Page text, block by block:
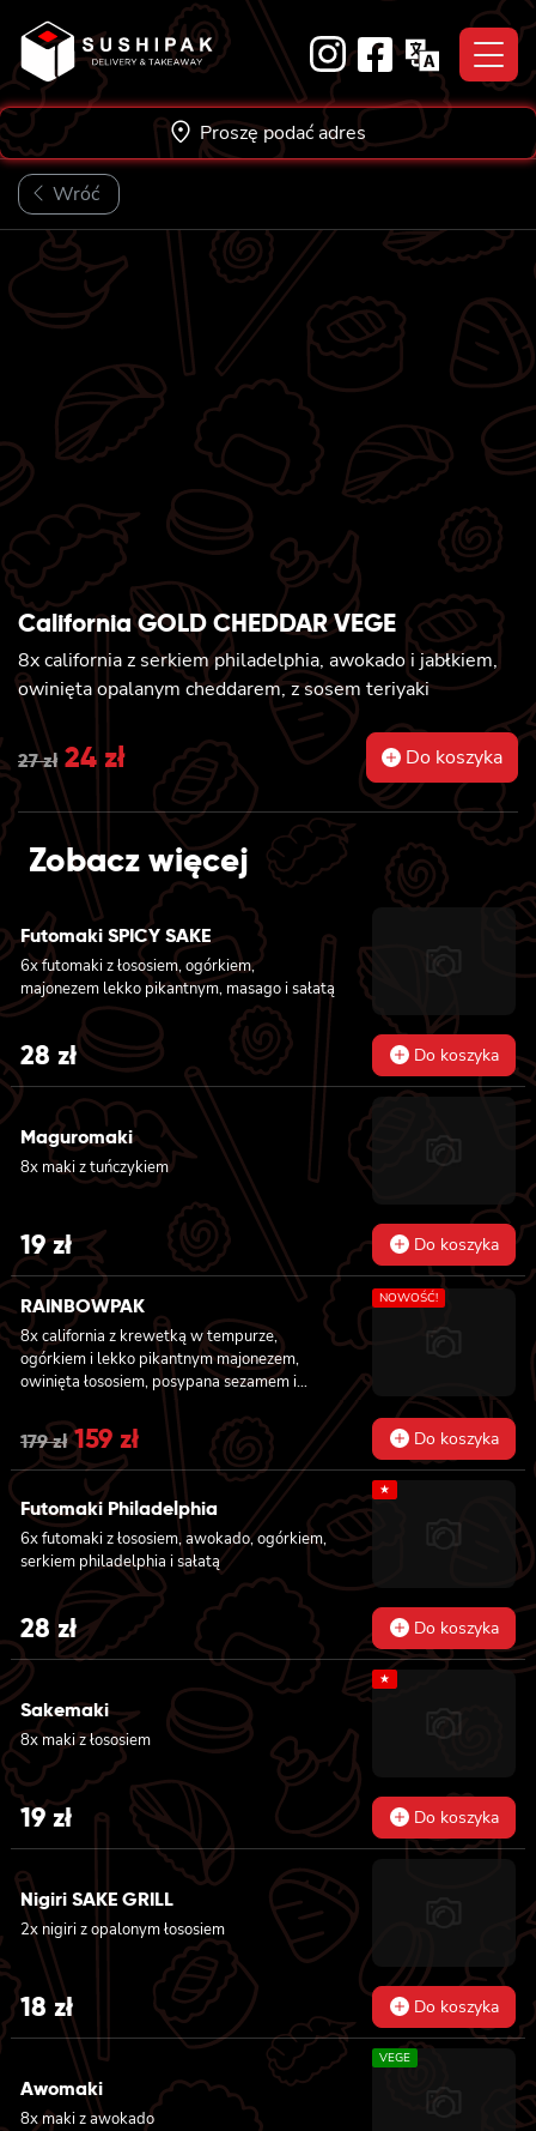
content
Proszę podać adres
Wróć
California GOLD CHEDDAR VEGE
8x california z serkiem philadelphia, awokado i jabłkiem,
owinięta opalanym cheddarem, z sosem teriyaki
27zł Original
price
was:
27 zł.
24 złCurrent
price
24 zł.
Do koszyka
Zobacz więcej
Futomaki SPICY SAKE
6x futomaki z łososiem, ogórkiem,
majonezem lekko pikantnym, masago i sałatą
28 zł Do koszyka
Maguromaki
8x maki z tuńczykiem
19zł Do koszyka
RAINBOWPAK
8x california z krewetką w tempurze,
ogórkiem i lekko pikantnym majonezem,
owinięta łososiem, posypana sezamem i
masago, 8x california z tatarem z tuńczyka z
truflami, owinięta tuńczykiem, posypana
masago arare i szczypiorkiem, 8x california z
awokado, mango, węgorzem i krewetką,
owinięta opalanym łososiem, polana sosem
teriyaki i posypana sezamem, 8x california z
masago, awokado i kanpyo, owinięta
węgorzem, polana sosem unagi i posypana
sezamem, 8x california z krewetką w
tempurze, awokado i lekko pikantnym
majonezem, owinięta krewetką, polana
słodko-pikantnym sosem i posypana
kolendrą
NOWOŚĆ!
179zł Original
price
was:
179 zł.
159 zł Current
price
is:
159 zł.
Do koszyka
Futomaki Philadelphia
6x futomaki z łososiem, awokado, ogórkiem,
serkiem philadelphia i sałatą
★
28 zł Do koszyka
Sakemaki
8x maki z łososiem
★
19zł Do koszyka
Nigiri SAKE GRILL
2x nigiri z opalonym łososiem
18zł Do koszyka
Awomaki
8x maki z awokado
VEGE